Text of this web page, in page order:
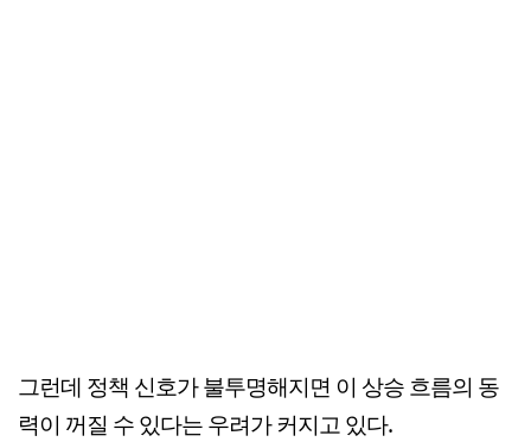
그런데 정책 신호가 불투명해지면 이 상승 흐름의 동
력이 꺼질 수 있다는 우려가 커지고 있다.